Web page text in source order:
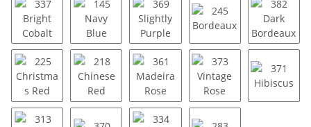
337 Bright Cobalt145 Navy Blue369 Slightly Purple245 Bordeaux382
225 Christmas Red218 Chinese Red361 Madeira Rose373 Vintage Rose